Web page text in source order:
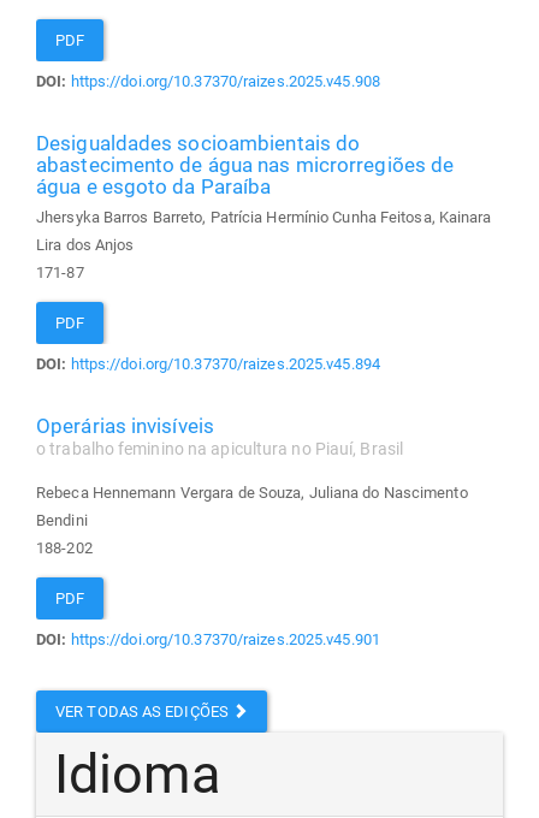
PDF
DOI: https://doi.org/10.37370/raizes.2025.v45.908
Desigualdades socioambientais do
abastecimento de água nas microrregiões de
água e esgoto da Paraíba
Jhersyka Barros Barreto, Patrícia Hermínio Cunha Feitosa, Kainara
Lira dos Anjos
171-87
PDF
DOI: https://doi.org/10.37370/raizes.2025.v45.894
Operárias invisíveis
o trabalho feminino na apicultura no Piauí, Brasil
Rebeca Hennemann Vergara de Souza, Juliana do Nascimento
Bendini
188-202
PDF
DOI: https://doi.org/10.37370/raizes.2025.v45.901
VER TODAS AS EDIÇÕES
Idioma